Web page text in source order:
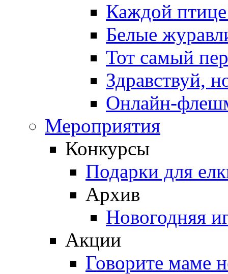
Каждой
Белые
Тот самый
Здравствуй,
Онлайн-
Мероприятия
Конкурсы
Подарки для
Архив
Новогодняя
Акции
Говорите маме